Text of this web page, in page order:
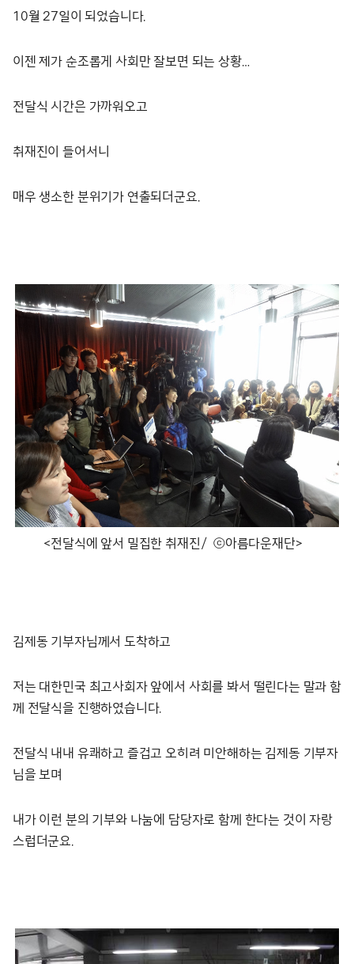
10월 27일이 되었습니다.
이젠 제가 순조롭게 사회만 잘보면 되는 상황…
전달식 시간은 가까워오고
취재진이 들어서니
매우 생소한 분위기가 연출되더군요.
<전달식에 앞서 밀집한 취재진/ ⓒ아름다운재단>
김제동 기부자님께서 도착하고
저는 대한민국 최고사회자 앞에서 사회를 봐서 떨린다는 말과 함
께 전달식을 진행하였습니다.
전달식 내내 유쾌하고 즐겁고 오히려 미안해하는 김제동 기부자
님을 보며
내가 이런 분의 기부와 나눔에 담당자로 함께 한다는 것이 자랑
스럽더군요.